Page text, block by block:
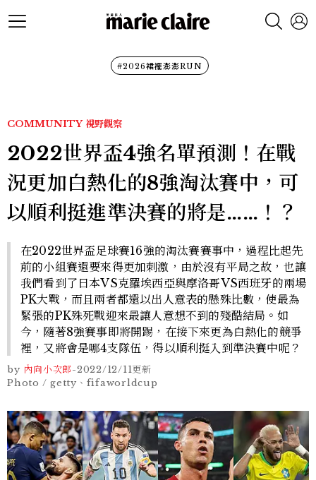
#2026裙襬澎澎RUN
COMMUNITY 視野觀察
2022世界盃4強名單預測！在戰
況更加白熱化的8強淘汰賽中，可
以順利挺進準決賽的將是……！？
在2022世界盃足球賽16強的淘汰賽賽事中，過程比起先
前的小組賽還要來得更加刺激，由於沒有平局之故，也讓
我們看到了日本VS克羅埃西亞與摩洛哥VS西班牙的兩場
PK大戰，而且兩者都還以出人意表的懸殊比數，使最為
緊張的PK殊死戰迎來最讓人意想不到的殘酷結局。如
今，隨著8強賽事即將開踢，在接下來更為白熱化的競爭
裡，又將會是哪4支隊伍，得以順利挺入到準決賽中呢？
by 內向小次郎-2022/12/11更新
Photo / getty、fifaworldcup